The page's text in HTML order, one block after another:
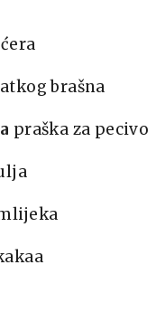
brašna
praška za pecivo